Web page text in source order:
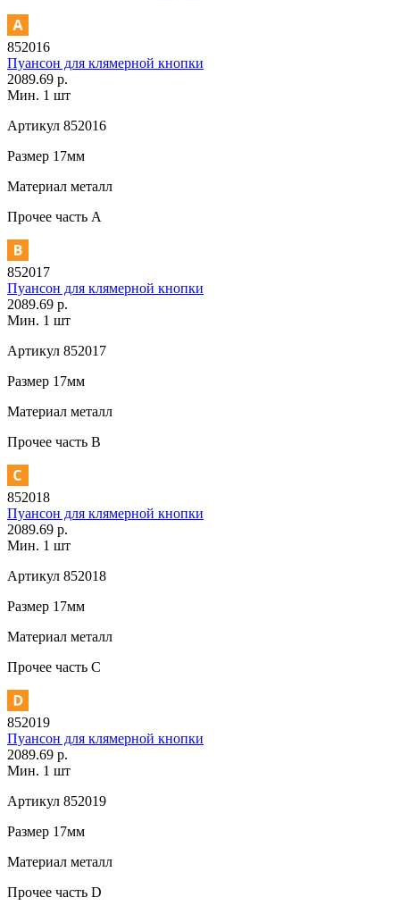
852016
Пуансон для клямерной кнопки
2089.69 р.
Мин. 1 шт
Артикул 852016
Размер 17мм
Материал металл
Прочее часть A
852017
Пуансон для клямерной кнопки
2089.69 р.
Мин. 1 шт
Артикул 852017
Размер 17мм
Материал металл
Прочее часть В
852018
Пуансон для клямерной кнопки
2089.69 р.
Мин. 1 шт
Артикул 852018
Размер 17мм
Материал металл
Прочее часть С
852019
Пуансон для клямерной кнопки
2089.69 р.
Мин. 1 шт
Артикул 852019
Размер 17мм
Материал металл
Прочее часть D